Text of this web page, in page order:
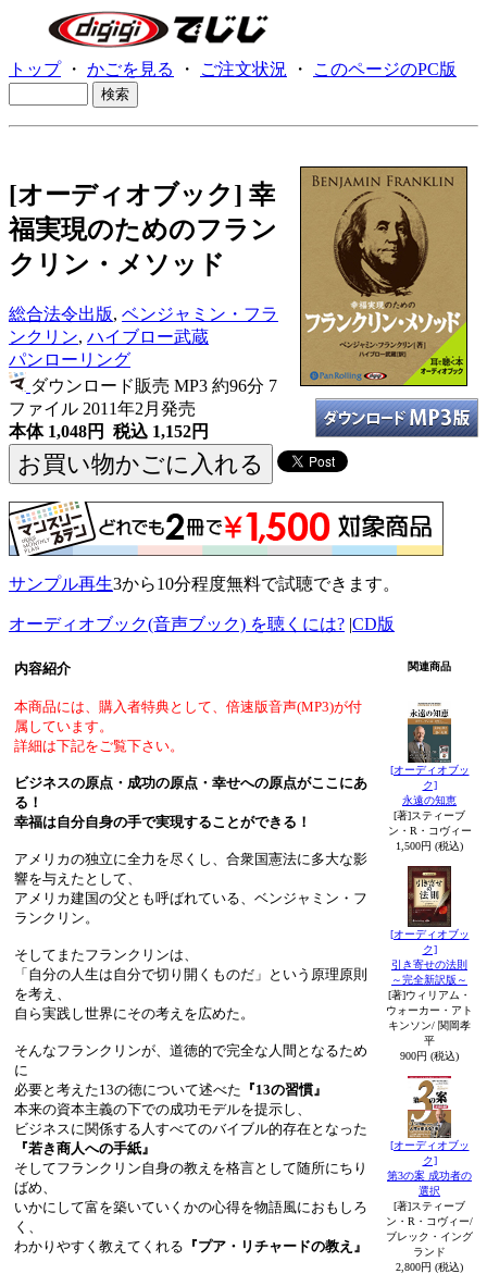
トップ・ かごを見る ・ ご注文状況 ・ このページのPC版
[オーディオブック] 幸
福実現のためのフラン
クリン・メソッド
総合法令出版, ベンジャミン・フラ
ンクリン, ハイブロー武蔵
パンローリング
ダウンロード販売 MP3 約96分 7
ファイル 2011年2月発売
本体 1,048円 税込 1,152円
サンプル再生3から10分程度無料で試聴できます。
オーディオブック(音声ブック) を聴くには? |CD版
内容紹介
本商品には、購入者特典として、倍速版音声(MP3)が付
属しています。
詳細は下記をご覧下さい。
ビジネスの原点・成功の原点・幸せへの原点がここにあ
る！
幸福は自分自身の手で実現することができる！
アメリカの独立に全力を尽くし、合衆国憲法に多大な影
響を与えたとして、
アメリカ建国の父とも呼ばれている、ベンジャミン・フ
ランクリン。
そしてまたフランクリンは、
「自分の人生は自分で切り開くものだ」という原理原則
を考え、
自ら実践し世界にその考えを広めた。
そんなフランクリンが、道徳的で完全な人間となるため
に
必要と考えた13の徳について述べた 『13の習慣』
本来の資本主義の下での成功モデルを提示し、
ビジネスに関係する人すべてのバイブル的存在となった
『若き商人への手紙』
そしてフランクリン自身の教えを格言として随所にちり
ばめ、
いかにして富を築いていくかの心得を物語風におもしろ
く、
わかりやすく教えてくれる 『プア・リチャードの教え』
関連商品
[オーディオブッ
ク]
永遠の知恵
[著]スティーブ
ン・R・コヴィー
1,500円 (税込)
[オーディオブッ
ク]
引き寄せの法則
～完全新訳版～
[著]ウィリアム・
ウォーカー・アト
キンソン/ 関岡孝
平
900円 (税込)
[オーディオブッ
ク]
第3の案 成功者の
選択
[著]スティーブ
ン・R・コヴィー/
ブレック・イング
ランド
2,800円 (税込)